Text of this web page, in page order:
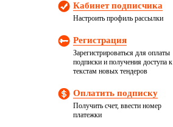
Кабинет подписчика
Настроить профиль рассылки
Регистрация
Зарегистрироваться для оплаты
подписки и получения доступа к
текстам новых тендеров
Оплатить подписку
Получить счет, ввести номер
платежки